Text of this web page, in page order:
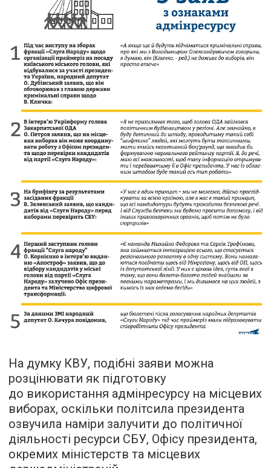
На думку КВУ, подібні заяви можна
розцінювати як підготовку
до використання адмінресурсу на місцевих
виборах, оскільки політсила президента
озвучила наміри залучити до політичної
діяльності ресурси СБУ, Офісу президента,
окремих міністерств та місцевих